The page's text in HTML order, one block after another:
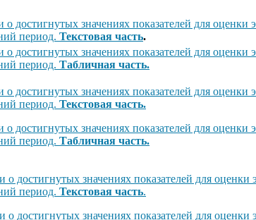
значениях показателей для оценки
период. Текстовая часть.
значениях показателей для оценки
период. Табличная часть.
значениях показателей для оценки
период. Текстовая часть.
значениях показателей для оценки
период. Табличная часть.
значениях показателей для оценки
период. Текстовая часть.
значениях показателей для оценки